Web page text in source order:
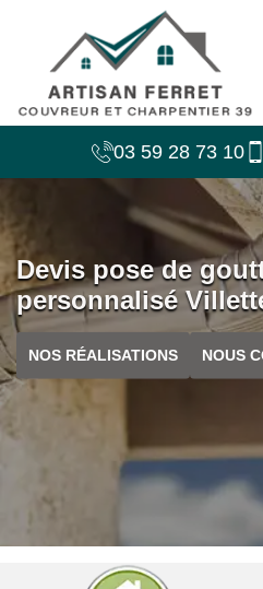
03 59 28 73 10
Devis pose de
personnalisé
NOS RÉALISATIONS NOUS